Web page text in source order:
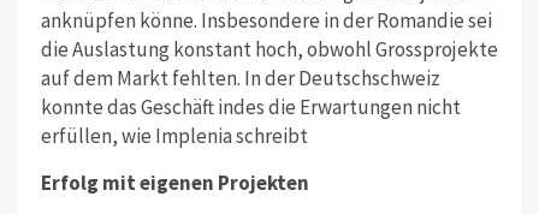
anknüpfen könne. Insbesondere in der Romandie sei
die Auslastung konstant hoch, obwohl Grossprojekte
auf dem Markt fehlten. In der Deutschschweiz
konnte das Geschäft indes die Erwartungen nicht
erfüllen, wie Implenia schreibt
Erfolg mit eigenen Projekten